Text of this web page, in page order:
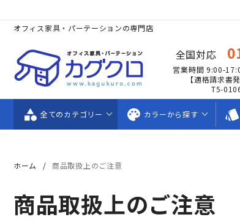
オフィス家具・パーテーションの専門店
全国対応
営業時間 9:00-
【適格請求書
T5-
category 全てのカテゴリー palette カラーから探す style
ホーム 商品取扱上のご注意
商品取扱上のご注意